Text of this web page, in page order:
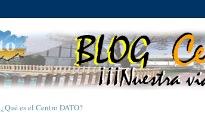
¿Qué es el Centro DATO?